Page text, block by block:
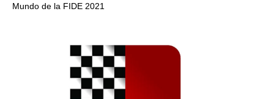
Mundo de la FIDE 2021